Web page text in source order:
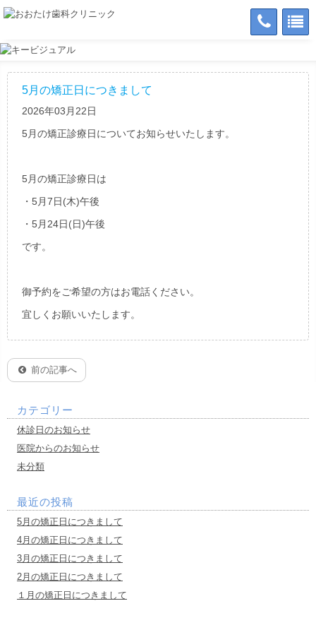
5月の矯正日につきまして
2026年03月22日
5月の矯正診療日についてお知らせいたします。
5月の矯正診療日は
・5月7日(木)午後
・5月24日(日)午後
です。
御予約をご希望の方はお電話ください。
宜しくお願いいたします。
前の記事へ
カテゴリー
休診日のお知らせ
医院からのお知らせ
未分類
最近の投稿
5月の矯正日につきまして
4月の矯正日につきまして
3月の矯正日につきまして
2月の矯正日につきまして
１月の矯正日につきまして